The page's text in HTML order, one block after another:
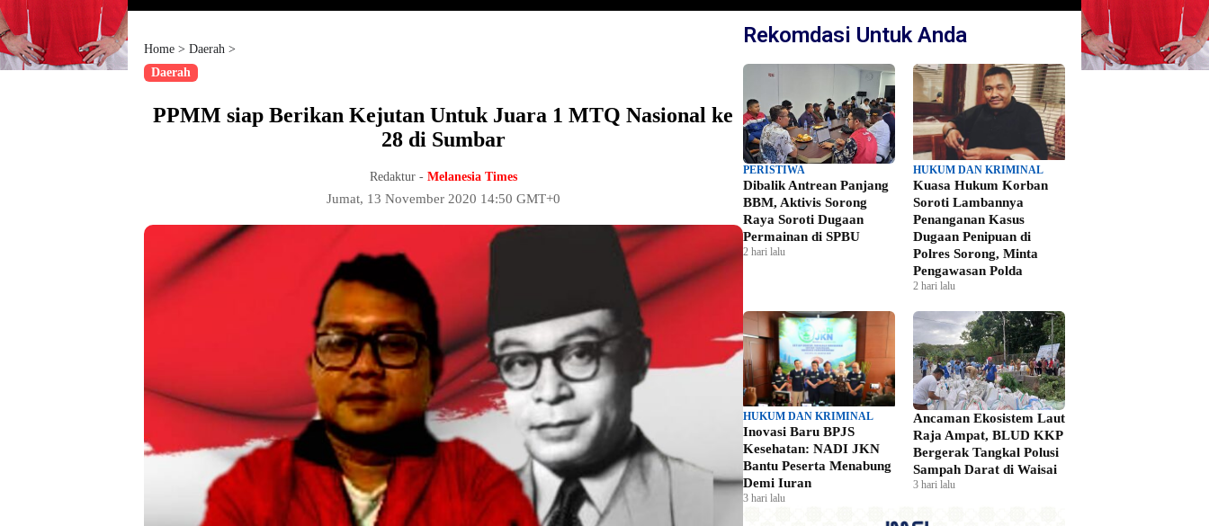
Home > Daerah >
Daerah
PPMM siap Berikan Kejutan Untuk Juara 1 MTQ Nasional ke
28 di Sumbar
Redaktur - Melanesia Times
Jumat, 13 November 2020 14:50 GMT+0
Rekomdasi Untuk Anda
PERISTIWA
Dibalik Antrean Panjang
BBM, Aktivis Sorong
Raya Soroti Dugaan
Permainan di SPBU
2 hari lalu
HUKUM DAN KRIMINAL
Kuasa Hukum Korban
Soroti Lambannya
Penanganan Kasus
Dugaan Penipuan di
Polres Sorong, Minta
Pengawasan Polda
2 hari lalu
HUKUM DAN KRIMINAL
Inovasi Baru BPJS
Kesehatan: NADI JKN
Bantu Peserta Menabung
Demi Iuran
3 hari lalu
Ancaman Ekosistem Laut
Raja Ampat, BLUD KKP
Bergerak Tangkal Polusi
Sampah Darat di Waisai
3 hari lalu